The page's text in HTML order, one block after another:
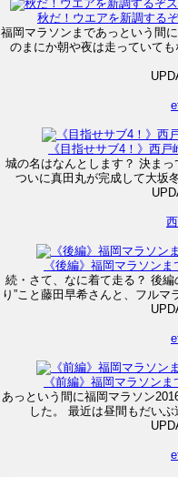
秋だ！ウエアを新調する
福岡マラソンまであっという間
のまにか朝や夜は走っていて
《目指せサブ4！》西
城の名はなんとします？ 決ま
ついに真田丸が完成して大坂
《後編》福岡マラソン
続・さて、なに着て走る？ 後編
り”こと藤田早希さんと、フル
《前編》福岡マラソン
あっという間に福岡マラソン
した。 最近は昼間もだい